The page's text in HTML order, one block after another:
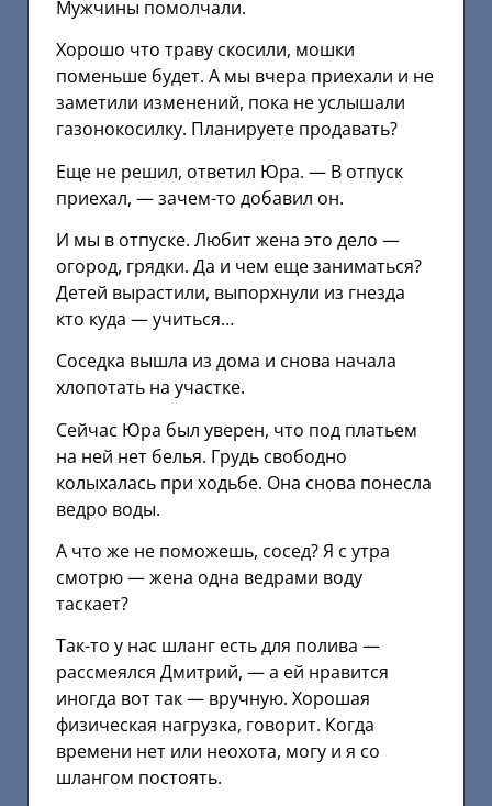
Мужчины помолчали.
Хорошо что траву скосили, мошки
поменьше будет. А мы вчера приехали и не
заметили изменений, пока не услышали
газонокосилку. Планируете продавать?
Еще не решил, ответил Юра. — В отпуск
приехал, — зачем-то добавил он.
И мы в отпуске. Любит жена это дело —
огород, грядки. Да и чем еще заниматься?
Детей вырастили, выпорхнули из гнезда
кто куда — учиться…
Соседка вышла из дома и снова начала
хлопотать на участке.
Сейчас Юра был уверен, что под платьем
на ней нет белья. Грудь свободно
колыхалась при ходьбе. Она снова понесла
ведро воды.
А что же не поможешь, сосед? Я с утра
смотрю — жена одна ведрами воду
таскает?
Так-то у нас шланг есть для полива —
рассмеялся Дмитрий, — а ей нравится
иногда вот так — вручную. Хорошая
физическая нагрузка, говорит. Когда
времени нет или неохота, могу и я со
шлангом постоять.